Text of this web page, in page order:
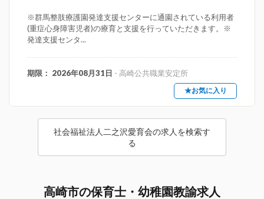
※群馬整肢療護園発達支援センターに通園されている利用者
(重症心身障害児者)の療育と支援を行っていただきます。※
発達支援センタ...
期限： 2026年08月31日 - 高崎公共職業安定所
★お気に入り
社会福祉法人二之沢愛育会の求人を検索す
る
高崎市の保育士・幼稚園教諭求人